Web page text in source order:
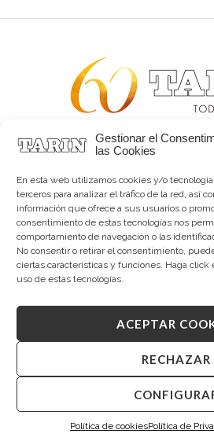
Gestionar el
las Cookies
En esta web utilizamos cookies y/o
terceros para analizar el tráfico de la red, así
información que ofrece a sus usuarios o
consentimiento de estas tecnologías nos
comportamiento de navegación o las
No consentir o retirar el consentimiento,
ciertas características y funciones. Haga click
uso de estas tecnologías.
ACEPTAR
RECHAZAR
Política de cookiesPolítica de
Alta joyería
Tarín Magazine
Contacto
Copyright © 2026 Tarín
Aviso legal|Política de uso|
Canal interno de información
Desarrollado por
Te resolvemos tus dudas.